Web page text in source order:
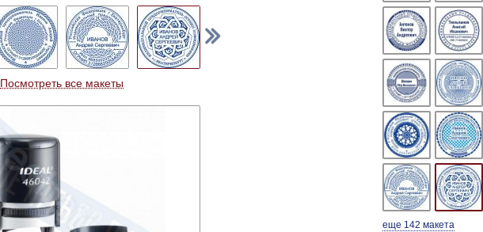
еще 142 макета
Посмотреть все макеты